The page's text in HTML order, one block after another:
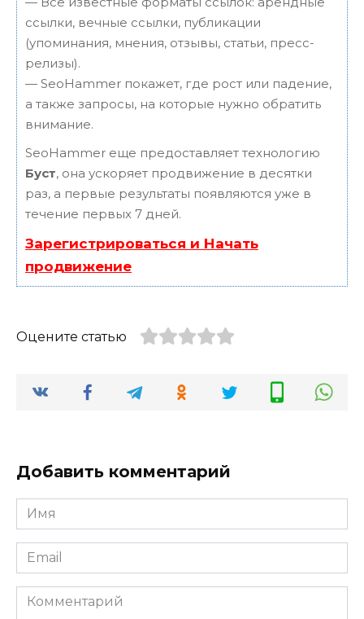
ссылки, вечные ссылки, публикации
(упоминания, мнения, отзывы, статьи, пресс-
релизы).
— SeoHammer покажет, где рост или падение,
а также запросы, на которые нужно обратить
внимание.
SeoHammer еще предоставляет технологию
Буст, она ускоряет продвижение в десятки
раз, а первые результаты появляются уже в
течение первых 7 дней.
Зарегистрироваться и Начать
продвижение
Оцените статью
Добавить комментарий
Имя
*
Email
*
Комментарий